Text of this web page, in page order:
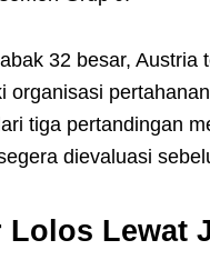
32 besar, Austria
organisasi
tiga pertandingan
dievaluasi
Lolos Lewat